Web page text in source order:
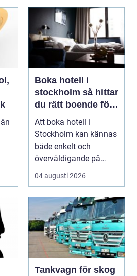
Boka hotell i
stockholm så hittar
du rätt boende för
din vistelse
Att boka hotell i
Stockholm kan kännas
både enkelt och
överväldigande på
samma gång. Utbudet
är stor...
04 augusti 2026
Tankvagn för skog